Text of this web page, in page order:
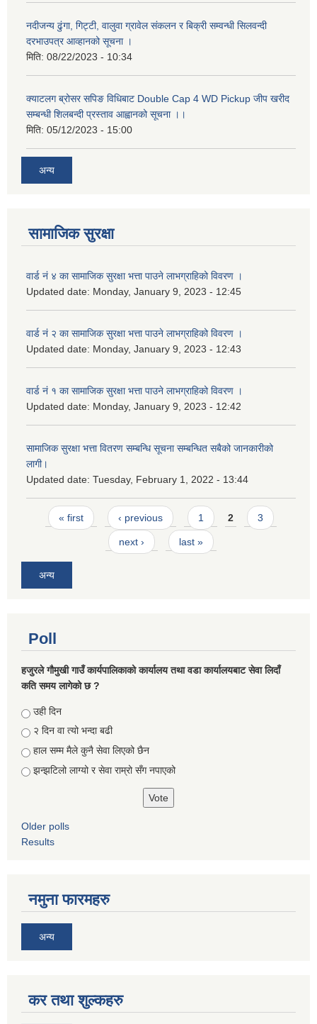
नदीजन्य ढुंगा, गिट्टी, वालुवा ग्रावेल संकलन र बिक्री सम्वन्धी सिलवन्दी
दरभाउपत्र आव्हानको सूचना ।
मिति: 08/22/2023 - 10:34
क्याटलग ब्रोसर सपिङ विधिबाट Double Cap 4 WD Pickup जीप खरीद
सम्बन्धी शिलबन्दी प्रस्ताव आह्वानको सूचना ।।
मिति: 05/12/2023 - 15:00
अन्य
सामाजिक सुरक्षा
वार्ड नं ४ का सामाजिक सुरक्षा भत्ता पाउने लाभग्राहिको विवरण ।
Updated date: Monday, January 9, 2023 - 12:45
वार्ड नं २ का सामाजिक सुरक्षा भत्ता पाउने लाभग्राहिको विवरण ।
Updated date: Monday, January 9, 2023 - 12:43
वार्ड नं १ का सामाजिक सुरक्षा भत्ता पाउने लाभग्राहिको विवरण ।
Updated date: Monday, January 9, 2023 - 12:42
सामाजिक सुरक्षा भत्ता वितरण सम्बन्धि सूचना सम्बन्धित सबैको जानकारीको
लागी।
Updated date: Tuesday, February 1, 2022 - 13:44
Pages
« first ‹ previous 1 2 3
next › last »
अन्य
Poll
हजुरले गौमुखी गाउँ कार्यपालिकाको कार्यालय तथा वडा कार्यालयबाट सेवा लिदाँ
कति समय लागेको छ ?
Choices
उही दिन
२ दिन वा त्यो भन्दा बढी
हाल सम्म मैले कुनै सेवा लिएको छैन
झन्झटिलो लाग्यो र सेवा राम्रो सँग नपाएको
Older polls
Results
नमुना फारमहरु
अन्य
कर तथा शुल्कहरु